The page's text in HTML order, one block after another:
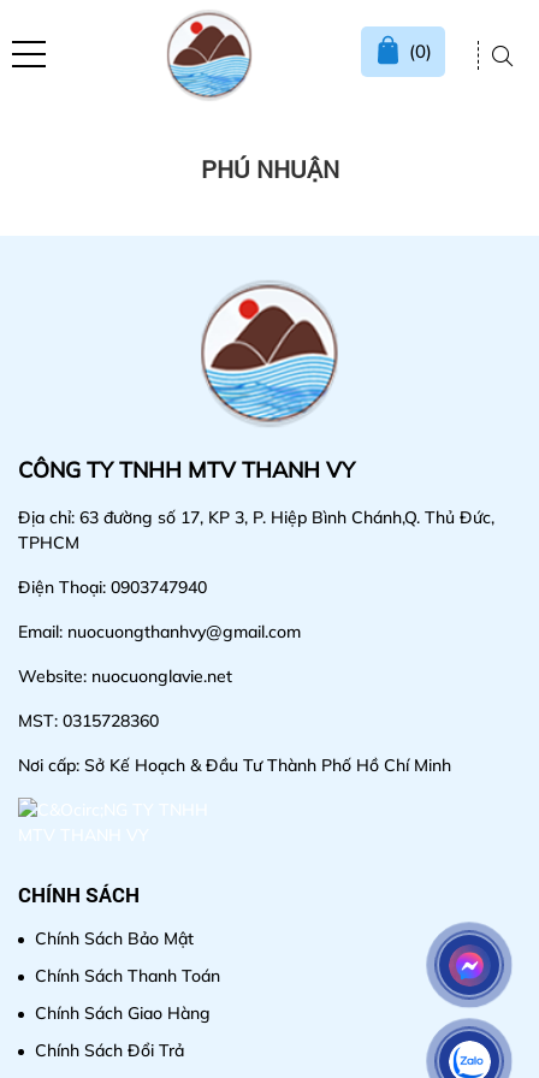
(0)
PHÚ NHUẬN
CÔNG TY TNHH MTV THANH VY
Địa chỉ: 63 đường số 17, KP 3, P. Hiệp Bình Chánh,Q. Thủ Đức,
TPHCM
Điện Thoại: 0903747940
Email: nuocuongthanhvy@gmail.com
Website: nuocuonglavie.net
MST: 0315728360
Nơi cấp: Sở Kế Hoạch & Đầu Tư Thành Phố Hồ Chí Minh
CHÍNH SÁCH
Chính Sách Bảo Mật
Chính Sách Thanh Toán
Chính Sách Giao Hàng
Chính Sách Đổi Trả